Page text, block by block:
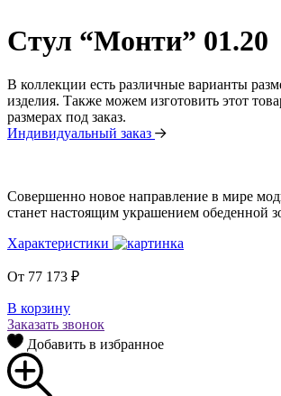
Стул “Монти” 01.20
В коллекции есть различные варианты
изделия. Также можем изготовить этот
размерах под заказ.
Индивидуальный заказ
Совершенно новое направление в мире
станет настоящим украшением обеденной
Характеристики
От 77 173 ₽
В корзину
Заказать звонок
Добавить в избранное